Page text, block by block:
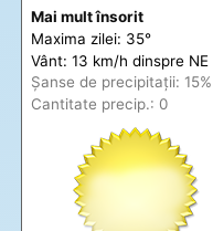
Mai mult însorit
Maxima zilei: 35°
Vânt: 13 km/h dinspre NE
Șanse de precipitații: 15%
Cantitate precip.: 0